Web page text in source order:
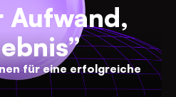
Aufwand,
für eine erfolgreiche